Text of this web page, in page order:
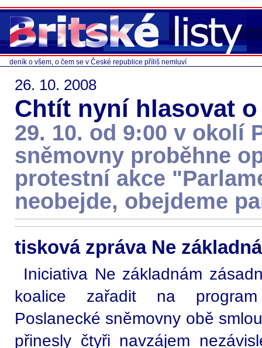
deník o všem, o čem se v České republice příliš nemluví
26. 10. 2008
Chtít nyní hlasovat
29. 10. od 9:00 v okolí
sněmovny proběhne
protestní akce
neobejde, obejdeme
tisková zpráva Ne
Iniciativa Ne základnám
koalice zařadit na
Poslanecké sněmovny obě
přinesly čtyři navzájem